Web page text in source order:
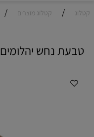
קטלוג / קטלוג מוצרים /
טבעת נחש יהלומים